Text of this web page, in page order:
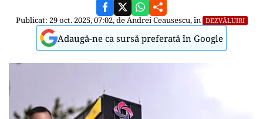
Publicat: 29 oct. 2025, 07:02, deAndrei Ceausescu, în DEZVĂLUIRI
Adaugă-ne ca sursă preferată în Google